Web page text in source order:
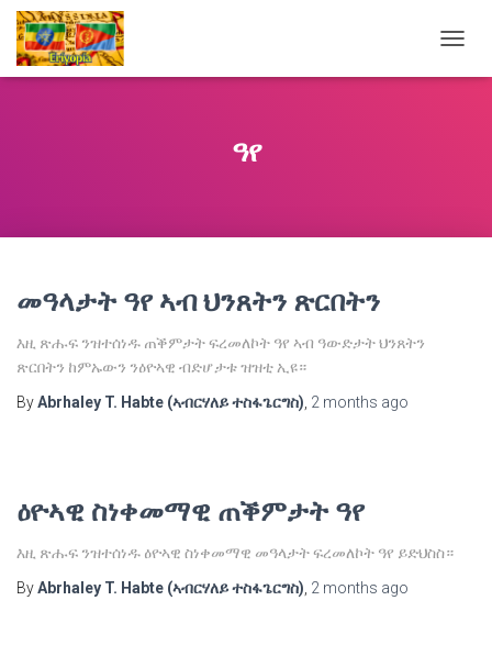
ዓየ
መዓላታት ዓየ ኣብ ህንጸትን ጽርበትን
እዚ ጽሑፍ ንዝተሰነዱ ጠቕምታት ፍረመለኮት ዓየ ኣብ ዓውድታት ህንጸትን
ጽርበትን ከምኡውን ንዕዮኣዊ ብድሆታቱ ዝዝቲ ኢዩ።
ByAbrhaley T. Habte (ኣብርሃለይ ተስፋጌርግስ) 2 months ago
ዕዮኣዊ ስነቀመማዊ ጠቕምታት ዓየ
እዚ ጽሑፍ ንዝተሰነዱ ዕዮኣዊ ስነቀመማዊ መዓላታት ፍረመለኮት ዓየ ይድህስስ።
ByAbrhaley T. Habte (ኣብርሃለይ ተስፋጌርግስ) 2 months ago